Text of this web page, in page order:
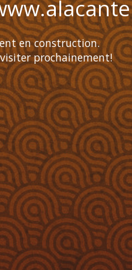
en construction.
prochainement!